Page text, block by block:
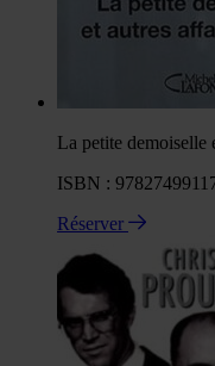
La petite demoiselle
ISBN :
Réserver